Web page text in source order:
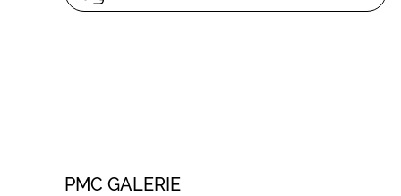
PMC GALERIE